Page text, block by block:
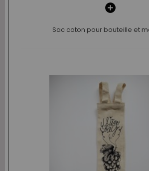
Sac coton pour bouteille et